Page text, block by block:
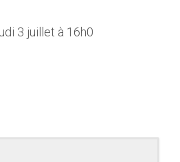
3 juillet à 16h0